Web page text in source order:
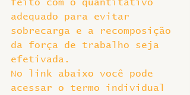
feito com o quantitativo
adequado para evitar
sobrecarga e a recomposição
da força de trabalho seja
efetivada.
No link abaixo você pode
acessar o termo individual